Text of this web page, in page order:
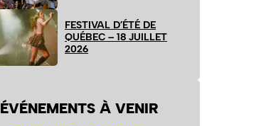
FESTIVAL D’ÉTÉ DE
QUÉBEC – 18 JUILLET
2026
ÉVÉNEMENTS À VENIR